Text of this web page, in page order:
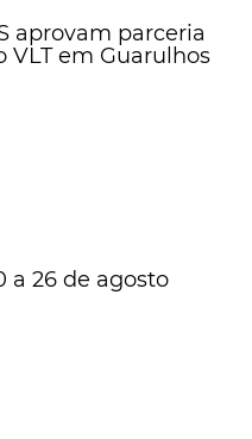
aprovam parceria
VLT em Guarulhos
a 26 de agosto